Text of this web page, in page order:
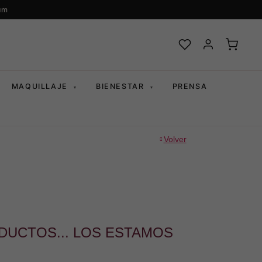
MAQUILLAJE ▾ BIENESTAR ▾ PRENSA
Volver
LOS ESTAMOS